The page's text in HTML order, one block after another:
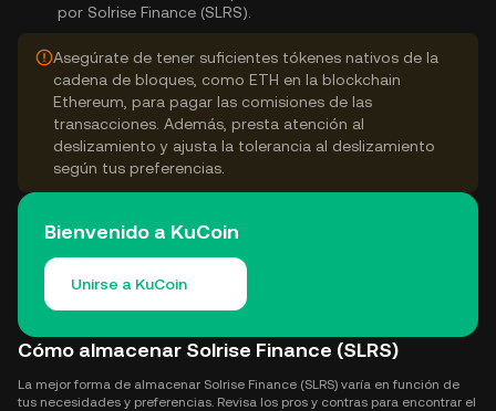
por Solrise Finance (SLRS).
Asegúrate de tener suficientes tókenes nativos de la
cadena de bloques, como ETH en la blockchain
Ethereum, para pagar las comisiones de las
transacciones. Además, presta atención al
deslizamiento y ajusta la tolerancia al deslizamiento
según tus preferencias.
Bienvenido a KuCoin
Unirse a KuCoin
Cómo almacenar Solrise Finance (SLRS)
La mejor forma de almacenar Solrise Finance (SLRS) varía en función de
tus necesidades y preferencias. Revisa los pros y contras para encontrar el